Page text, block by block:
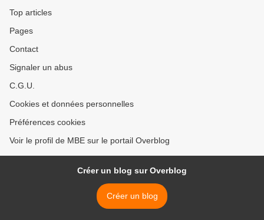
Top articles
Pages
Contact
Signaler un abus
C.G.U.
Cookies et données personnelles
Préférences cookies
Voir le profil de MBE sur le portail Overblog
Créer un blog sur Overblog
Créer un blog